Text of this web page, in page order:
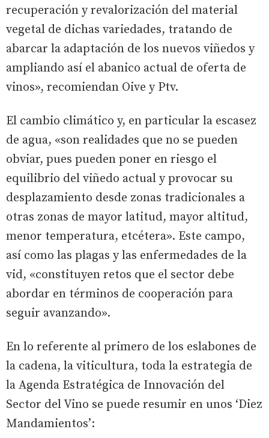
recuperación y revalorización del material
vegetal de dichas variedades, tratando de
abarcar la adaptación de los nuevos viñedos y
ampliando así el abanico actual de oferta de
vinos», recomiendan Oive y Ptv.
El cambio climático y, en particular la escasez
de agua, «son realidades que no se pueden
obviar, pues pueden poner en riesgo el
equilibrio del viñedo actual y provocar su
desplazamiento desde zonas tradicionales a
otras zonas de mayor latitud, mayor altitud,
menor temperatura, etcétera». Este campo,
así como las plagas y las enfermedades de la
vid, «constituyen retos que el sector debe
abordar en términos de cooperación para
seguir avanzando».
En lo referente al primero de los eslabones de
la cadena, la viticultura, toda la estrategia de
la Agenda Estratégica de Innovación del
Sector del Vino se puede resumir en unos ‘Diez
Mandamientos’: